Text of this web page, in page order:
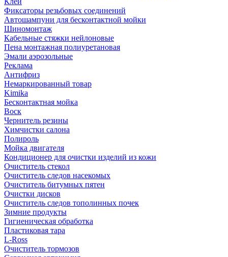
Фиксаторы резьбовых соединений
Автошампуни для бесконтактной мойки
Шиномонтаж
Кабельные стяжки нейлоновые
Пена монтажная полиуретановая
Эмали аэрозольные
Реклама
Антифриз
Немаркированный товар
Kimika
Бесконтактная мойка
Воск
Чернитель резины
Химчистки салона
Полироль
Мойка двигателя
Кондиционер для очистки изделий из кожи
Очиститель стекол
Очиститель следов насекомых
Очиститель битумных пятен
Очистки дисков
Очиститель следов тополинных почек
Зимние продукты
Гигиеническая обработка
Пластиковая тара
L-Ross
Очиститель тормозов